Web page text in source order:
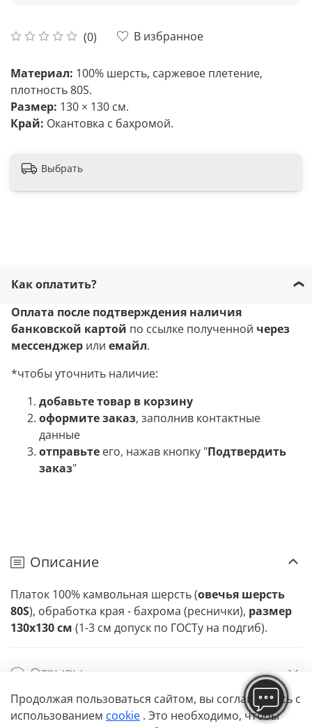
(0) В избранное
Материал: 100% шерсть, саржевое плетение,
плотность 80S.
Размер: 130 × 130 см.
Край: Окантовка с бахромой.
Выбрать
Как оплатить?
Оплата после подтверждения наличия
банковской картой по ссылке полученной через
мессенджер или емайл.
*чтобы уточнить наличие:
добавьте товар в корзину
оформите заказ, заполнив контактные
данные
отправьте его, нажав кнопку "Подтвердить
заказ"
Описание
Платок 100% камвольная шерсть (овечья шерсть
80S), обработка края - бахрома (реснички), размер
130х130 см (1-3 см допуск по ГОСТу на подгиб).
Отзывы
Продолжая пользоваться сайтом, вы соглашаетесь с
использованием cookie . Это необходимо, чтобы